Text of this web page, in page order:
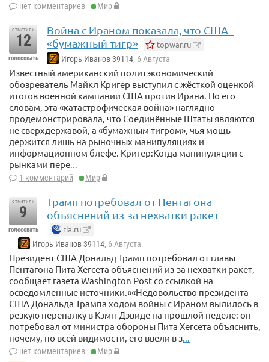
нет комментариев Мир
отметили
12
голосовать
Война с Ираном показала, что США -
«бумажный тигр»
topwar.ru
Игорь Иванов 39114, 6 Августа
Известный американский политэкономический
обозреватель Майкл Кригер выступил с жёсткой оценкой
итогов военной кампании США против Ирана. По его
словам, эта «катастрофическая война» наглядно
продемонстрировала, что Соединённые Штаты являются
не сверхдержавой, а «бумажным тигром», чья мощь
держится лишь на рыночных манипуляциях и
информационном блефе. Кригер:Когда манипуляции с
рынками пере...
1 комментарий Мир
отметили
9
голосовать
Трамп потребовал от Пентагона
объяснений из-за нехватки ракет
ria.ru
Игорь Иванов 39114, 6 Августа
Президент США Дональд Трамп потребовал от главы
Пентагона Пита Хегсета объяснений из-за нехватки ракет,
сообщает газета Washington Post со ссылкой на
осведомленные источники.««Недовольство президента
США Дональда Трампа ходом войны с Ираном вылилось в
резкую перепалку в Кэмп-Дэвиде на прошлой неделе: он
потребовал от министра обороны Пита Хегсета объяснить,
почему, по всей видимости, его ввели в з...
нет комментариев
Мир